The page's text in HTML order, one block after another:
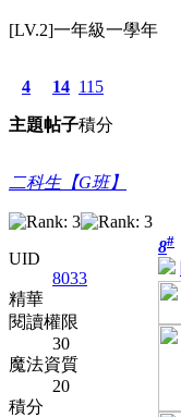
[LV.2]一年級一學年
4
主題
14
帖子
115
積分
二科生【G班】
UID
8033
精華
閱讀權限
30
魔法資質
20
積分
8#